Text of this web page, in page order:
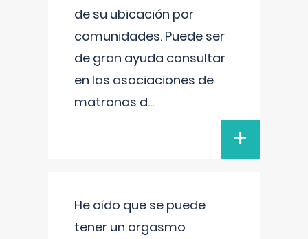
de su ubicación por
comunidades. Puede ser
de gran ayuda consultar
en las asociaciones de
matronas d...
+
He oído que se puede
tener un orgasmo